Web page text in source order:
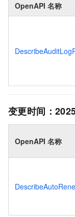
OpenAPI 名称
变更时间：
OpenAPI 名称